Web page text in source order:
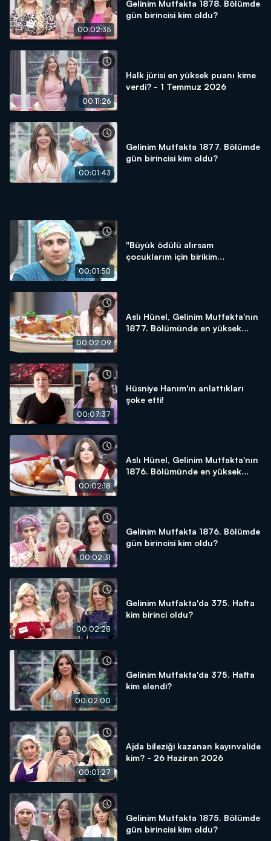
00:02:35
Gelinim Mutfakta 1878. Bölümde
gün birincisi kim oldu?
00:11:26
Halk jürisi en yüksek puanı kime
verdi? - 1 Temmuz 2026
00:01:43
Gelinim Mutfakta 1877. Bölümde
gün birincisi kim oldu?
00:01:50
"Büyük ödülü alırsam
çocuklarım için birikim
00:02:09
Aslı Hünel, Gelinim Mutfakta'nın
1877. Bölümünde en yüksek
00:07:37
Hüsniye Hanım'ın anlattıkları
şoke etti!
00:02:18
Aslı Hünel, Gelinim Mutfakta'nın
1876. Bölümünde en yüksek
00:02:31
Gelinim Mutfakta 1876. Bölümde
gün birincisi kim oldu?
00:02:28
Gelinim Mutfakta'da 375. Hafta
kim birinci oldu?
00:02:00
Gelinim Mutfakta'da 375. Hafta
kim elendi?
00:01:27
Ajda bileziği kazanan kayınvalide
kim? - 26 Haziran 2026
Gelinim Mutfakta 1875. Bölümde
gün birincisi kim oldu?